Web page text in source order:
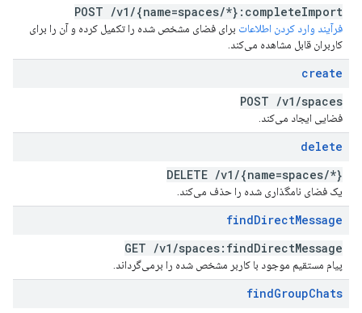
POST /v1 /{name=spaces/*}:completeImport
فرآیند وارد کردن اطلاعات برای فضای مشخص شده را تکمیل کرده و آن را برای
کاربران قابل مشاهده می‌کند.
create
POST /v1 /spaces
فضایی ایجاد می‌کند.
delete
DELETE /v1 /{name=spaces/*}
یک فضای نامگذاری شده را حذف می‌کند.
findDirectMessage
GET /v1 /spaces:findDirectMessage
پیام مستقیم موجود با کاربر مشخص شده را برمی‌گرداند.
findGroupChats